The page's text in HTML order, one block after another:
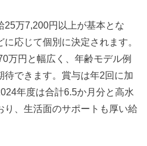
25万7,200円以上が基本とな
応じて個別に決定されます。
万円と幅広く、年齢モデル例
待できます。賞与は年2回に加
年度は合計6.5か月分と高水
り、生活面のサポートも厚い給